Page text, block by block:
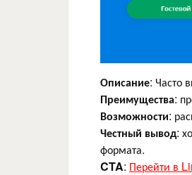
Описание: Часто
Преимущества:
Возможности:
Честный вывод:
формата.
CTA: Перейти в